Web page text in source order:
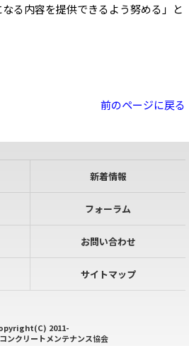
る内容を提供できるよう努める」と
前のページに戻る
新着情報
フォーラム
お問い合わせ
サイトマップ
2011-
ンクリートメンテナンス協会